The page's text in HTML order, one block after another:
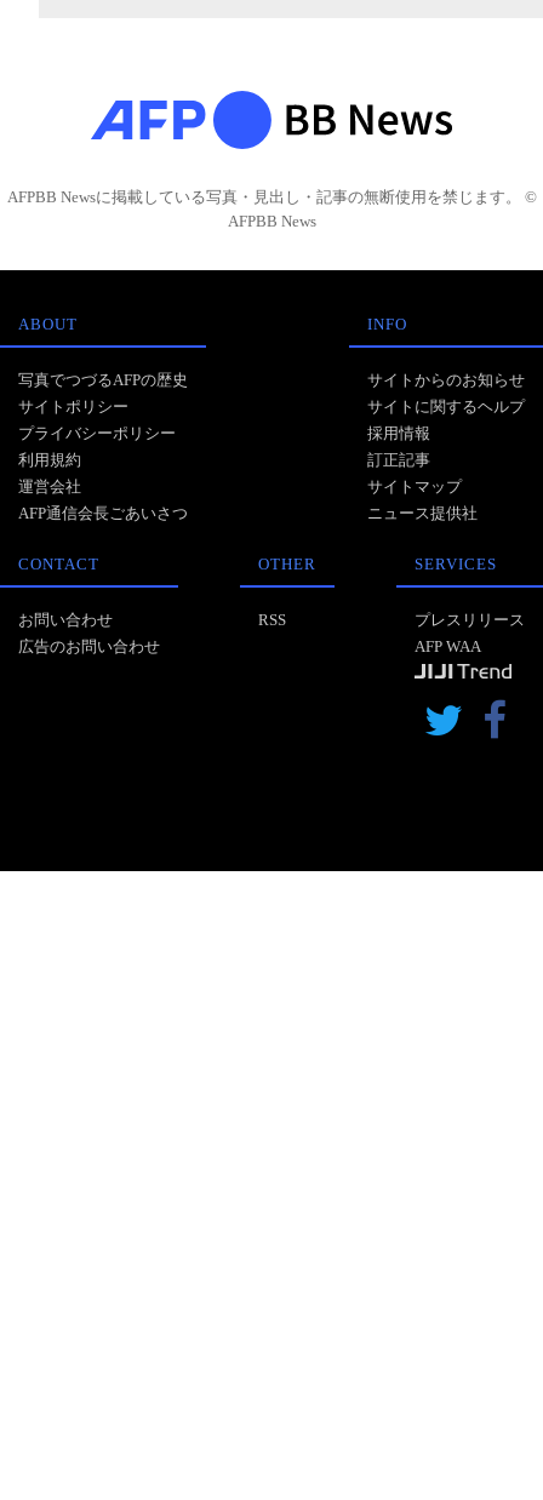
AFPBB Newsに掲載している写真・見出し・記事の無断使用を禁じます。 ©
AFPBB News
ABOUT
写真でつづるAFPの歴史
サイトポリシー
プライバシーポリシー
利用規約
運営会社
AFP通信会長ごあいさつ
INFO
サイトからのお知らせ
サイトに関するヘルプ
採用情報
訂正記事
サイトマップ
ニュース提供社
CONTACT
お問い合わせ
広告のお問い合わせ
OTHER
RSS
SERVICES
プレスリリース
AFP WAA